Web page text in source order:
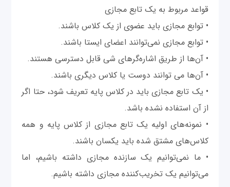
قواعد مربوط به یک تابع مجازی
• توابع مجازی باید عضوی از یک کلاس باشند.
• توابع مجازی نمی‌توانند اعضای ایستا باشند.
• آن‌ها از طریق اشاره‌گرهای شی قابل دسترسی هستند.
• آن‌ها می توانند دوست یا کلاس دیگری باشند.
• یک تابع مجازی باید در کلاس پایه تعریف شود، حتا اگر
از آن استفاده نشده باشد.
• نمونه‌های اولیه یک تابع مجازی از کلاس پایه و همه
کلاس‌های مشتق شده باید یکسان باشند.
• ما نمی‌توانیم یک سازنده مجازی داشته باشیم، اما
می‌توانیم یک تخریب‌کننده مجازی داشته باشیم.